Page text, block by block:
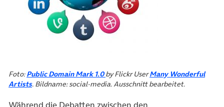
Foto:Public Domain Mark 1.0(öffnet in neuem Tab)
by Flickr UserMany Wonderful
Artists(öffnet in neuem Tab)
. Bildname: social-media. Ausschnitt bearbeitet.